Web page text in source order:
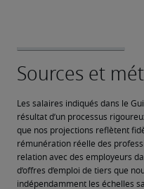
Les salaires indiqués dans le
résultat d’un processus
que nos projections reflètent
rémunération réelle des
relation avec des employeurs
d’offres d’emploi de tiers que
indépendamment les échelles